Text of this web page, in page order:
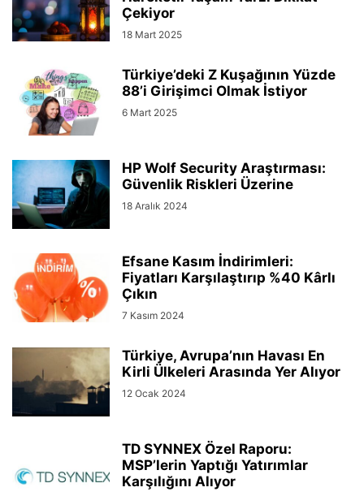
Çekiyor
18 Mart 2025
Türkiye’deki Z Kuşağının Yüzde
88’i Girişimci Olmak İstiyor
6 Mart 2025
HP Wolf Security Araştırması:
Güvenlik Riskleri Üzerine
18 Aralık 2024
Efsane Kasım İndirimleri:
Fiyatları Karşılaştırıp %40 Kârlı
Çıkın
7 Kasım 2024
Türkiye, Avrupa’nın Havası En
Kirli Ülkeleri Arasında Yer Alıyor
12 Ocak 2024
TD SYNNEX Özel Raporu:
MSP’lerin Yaptığı Yatırımlar
Karşılığını Alıyor